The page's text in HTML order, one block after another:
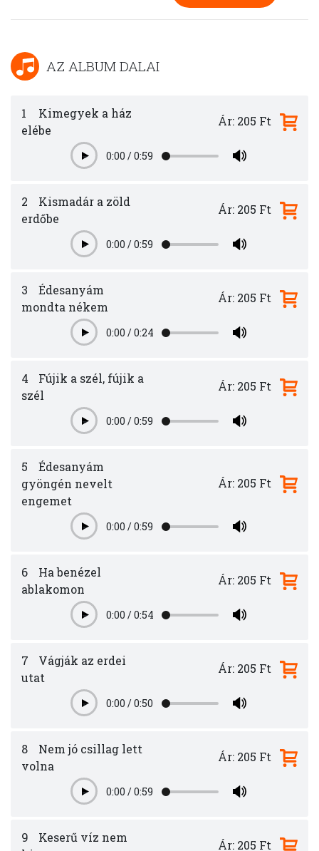
AZ ALBUM DALAI
1
Kimegyek a ház
elébe
Play0:00 /0:59
Ár: 205 Ft
2
Kismadár a zöld
erdőbe
Play0:00 /0:59
Ár: 205 Ft
3
Édesanyám
mondta nékem
Play0:00 /0:24
Ár: 205 Ft
4
Fújik a szél, fújik a
szél
Play0:00 /0:59
Ár: 205 Ft
5
Édesanyám
gyöngén nevelt
engemet
Play0:00 /0:59
Ár: 205 Ft
6
Ha benézel
ablakomon
Play0:00 /0:54
Ár: 205 Ft
7
Vágják az erdei
utat
Play0:00 /0:50
Ár: 205 Ft
8
Nem jó csillag lett
volna
Play0:00 /0:59
Ár: 205 Ft
9
Keserű víz nem
Ár: 205 Ft